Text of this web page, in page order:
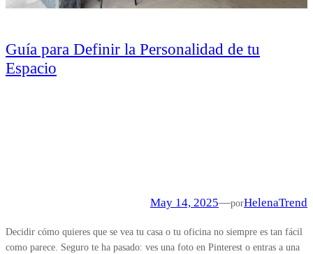
Guía para Definir la Personalidad de tu
Espacio
May 14, 2025—porHelenaTrend
Decidir cómo quieres que se vea tu casa o tu oficina no siempre es tan fácil
como parece. Seguro te ha pasado: ves una foto en Pinterest o entras a una